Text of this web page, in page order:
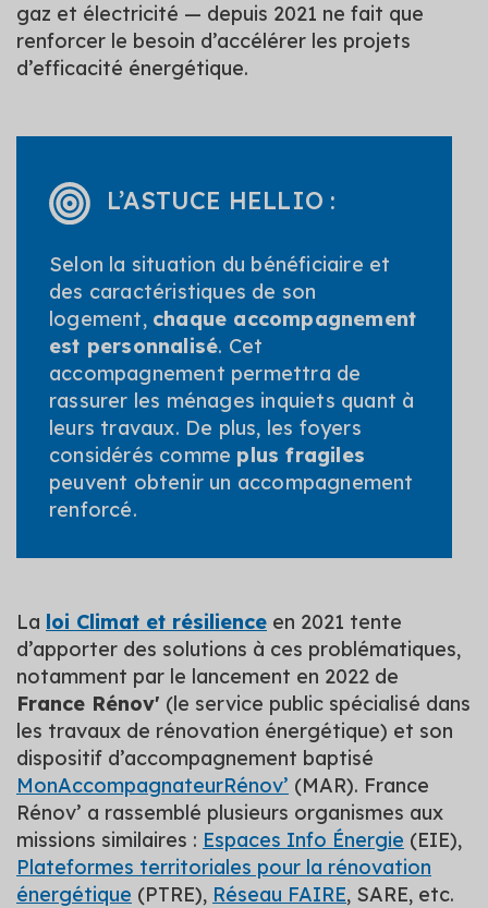
gaz et électricité — depuis 2021 ne fait que
renforcer le besoin d’accélérer les projets
d’efficacité énergétique.
L’ASTUCE HELLIO :
Selon la situation du bénéficiaire et
des caractéristiques de son
logement, chaque accompagnement
est personnalisé. Cet
accompagnement permettra de
rassurer les ménages inquiets quant à
leurs travaux. De plus, les foyers
considérés comme plus fragiles
peuvent obtenir un accompagnement
renforcé.
La loi Climat et résilience en 2021 tente
d’apporter des solutions à ces problématiques,
notamment par le lancement en 2022 de
France Rénov' (le service public spécialisé dans
les travaux de rénovation énergétique) et son
dispositif d’accompagnement baptisé
MonAccompagnateurRénov’ (MAR). France
Rénov’ a rassemblé plusieurs organismes aux
missions similaires : Espaces Info Énergie (EIE),
Plateformes territoriales pour la rénovation
énergétique (PTRE), Réseau FAIRE, SARE, etc.